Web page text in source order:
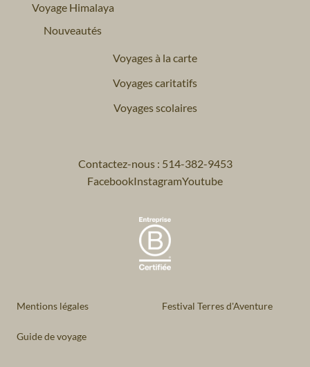
Voyage Himalaya
Nouveautés
Voyages à la carte
Voyages caritatifs
Voyages scolaires
Contactez-nous : 514-382-9453
FacebookInstagramYoutube
Mentions légales Festival Terres d'Aventure
Guide de voyage